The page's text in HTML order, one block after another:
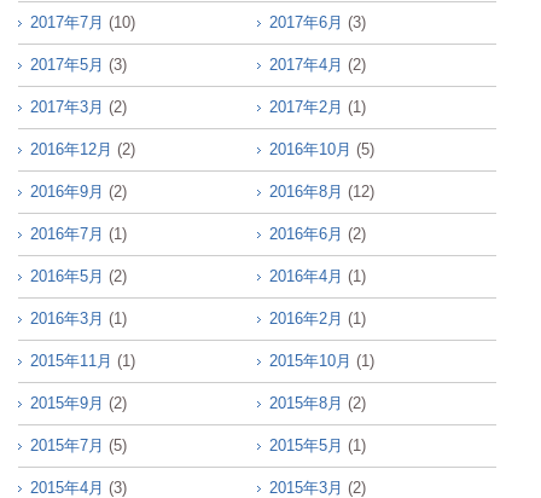
2017年7月 (10) 2017年6月 (3)
2017年5月 (3) 2017年4月 (2)
2017年3月 (2) 2017年2月 (1)
2016年12月 (2) 2016年10月 (5)
2016年9月 (2) 2016年8月 (12)
2016年7月 (1) 2016年6月 (2)
2016年5月 (2) 2016年4月 (1)
2016年3月 (1) 2016年2月 (1)
2015年11月 (1) 2015年10月 (1)
2015年9月 (2) 2015年8月 (2)
2015年7月 (5) 2015年5月 (1)
2015年4月 (3) 2015年3月 (2)